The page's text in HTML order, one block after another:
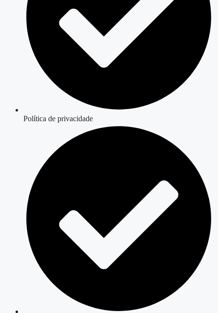
Política de privacidade